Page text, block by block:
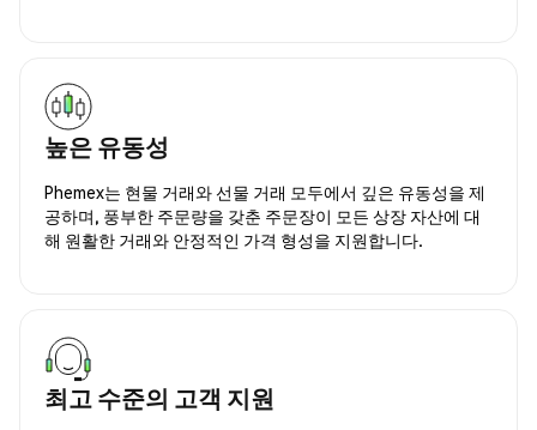
높은 유동성
Phemex는 현물 거래와 선물 거래 모두에서 깊은 유동성을 제
공하며, 풍부한 주문량을 갖춘 주문장이 모든 상장 자산에 대
해 원활한 거래와 안정적인 가격 형성을 지원합니다.
최고 수준의 고객 지원